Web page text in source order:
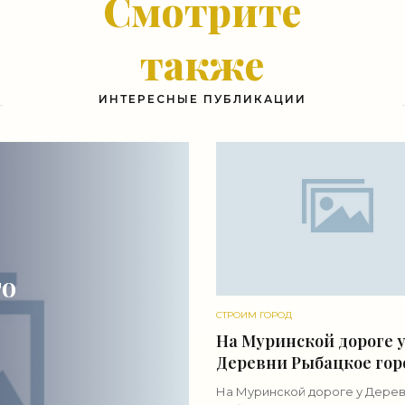
также
ИНТЕРЕСНЫЕ ПУБЛИКАЦИИ
СТРОИМ ГОРОД
На Муринской дороге у
Деревни Рыбацкое
построил детский сад -
На Муринской дороге у